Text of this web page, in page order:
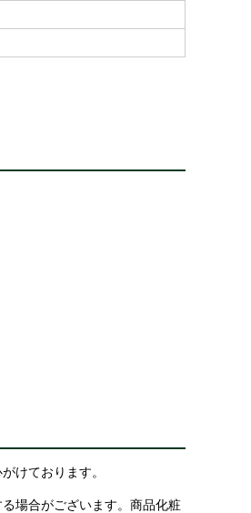
けております。
場合がございます。商品化粧